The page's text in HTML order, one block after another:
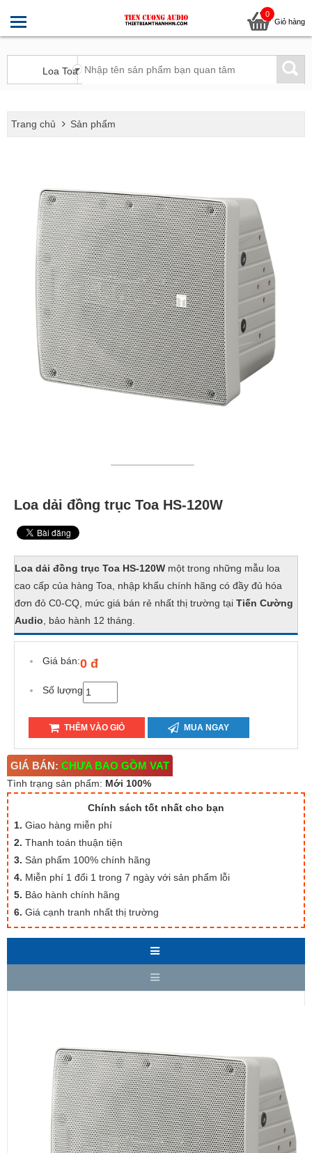
0
Giỏ hàng
Trang chủ Sản phẩm
Loa dải đồng trục Toa HS-120W
Loa dải đồng trục Toa HS-120W một trong những mẫu loa
cao cấp của hàng Toa, nhập khẩu chính hãng có đầy đủ hóa
đơn đỏ C0-CQ, mức giá bán rẻ nhất thị trường tại Tiến Cường
Audio , bảo hành 12 tháng.
Giá bán:0 đ
Số lượng
THÊM VÀO GIỎ MUA NGAY
GIÁ BÁN: CHƯA BAO GỒM VAT
Tình trạng sản phẩm: Mới 100%
Chính sách tốt nhất cho bạn
1. Giao hàng miễn phí
2. Thanh toán thuận tiện
3. Sản phẩm 100% chính hãng
4. Miễn phí 1 đổi 1 trong 7 ngày với sản phẩm lỗi
5. Bảo hành chính hãng
6. Giá cạnh tranh nhất thị trường